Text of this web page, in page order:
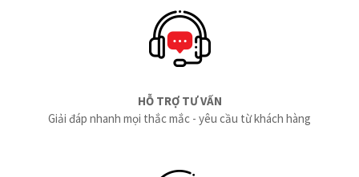
HỖ TRỢ TƯ VẤN
Giải đáp nhanh mọi thắc mắc - yêu cầu từ khách hàng